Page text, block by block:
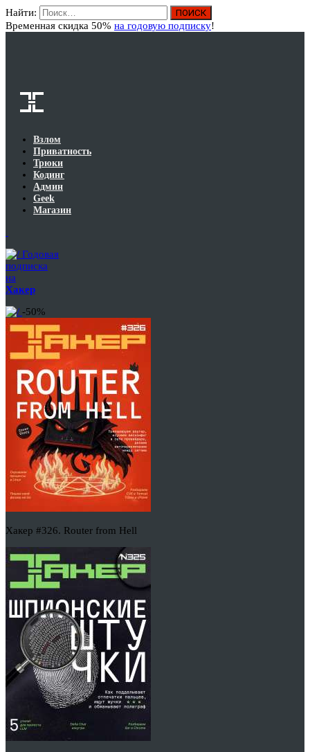
Найти:
Временная скидка 50% на годовую подписку!
Взлом
Приватность
Трюки
Кодинг
Админ
Geek
Магазин
Годовая
подписка
на
Хакер
-50%
Хакер #326. Router from Hell